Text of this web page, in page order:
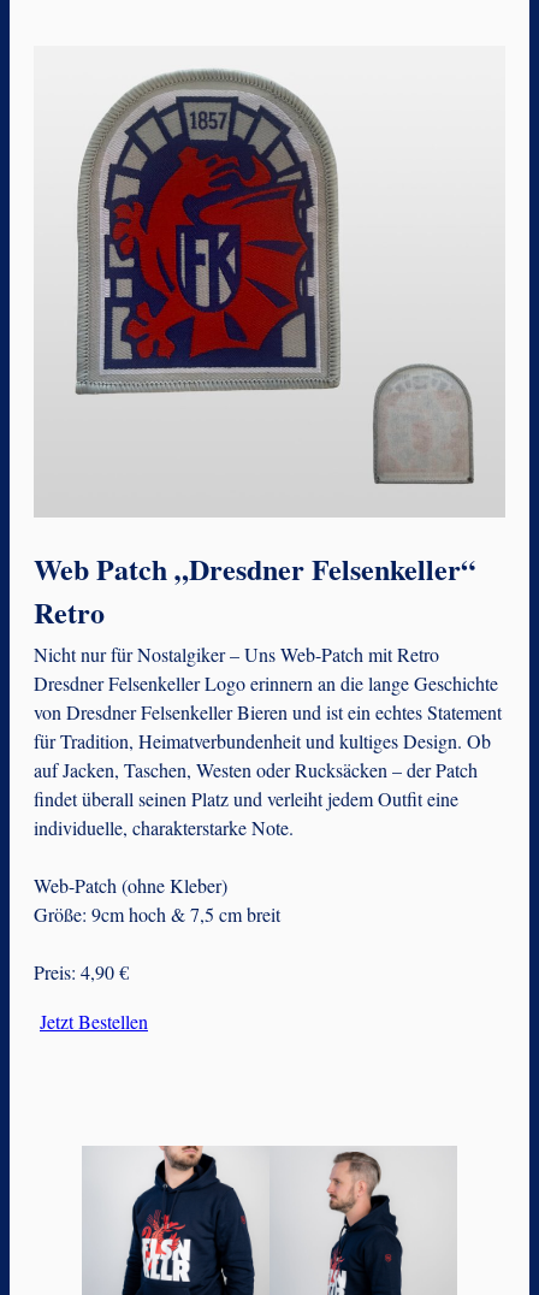
Web Patch „Dresdner Felsenkeller“
Retro
Nicht nur für Nostalgiker – Uns Web-Patch mit Retro
Dresdner Felsenkeller Logo erinnern an die lange Geschichte
von Dresdner Felsenkeller Bieren und ist ein echtes Statement
für Tradition, Heimatverbundenheit und kultiges Design. Ob
auf Jacken, Taschen, Westen oder Rucksäcken – der Patch
findet überall seinen Platz und verleiht jedem Outfit eine
individuelle, charakterstarke Note.
Web-Patch (ohne Kleber)
Größe: 9cm hoch & 7,5 cm breit
Preis: 4,90 €
Jetzt Bestellen